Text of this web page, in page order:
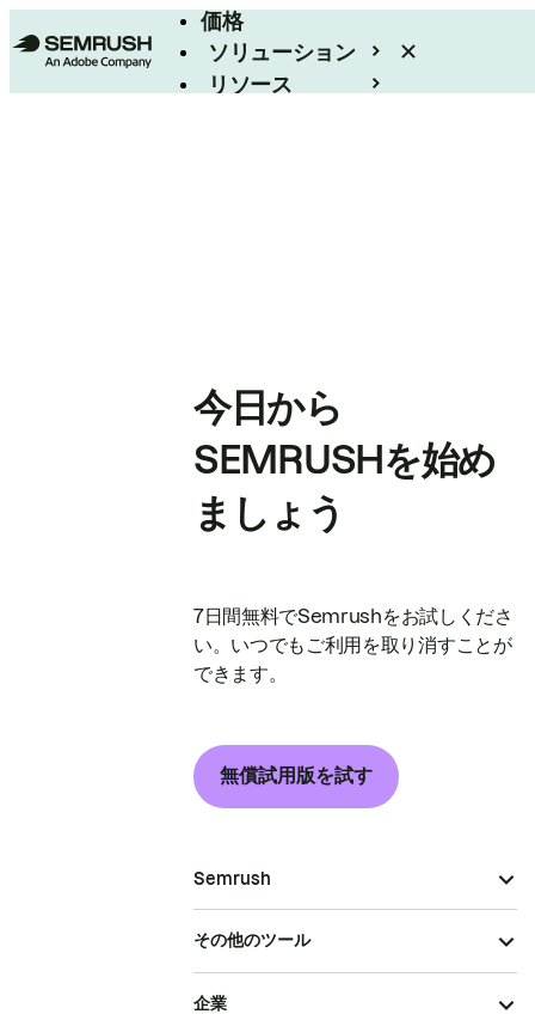
価格
ソリューション
リソース
今日から
SEMRUSHを始め
ましょう
7日間無料でSemrushをお試しくださ
い。いつでもご利用を取り消すことが
できます。
無償試用版を試す
Semrush
その他のツール
企業